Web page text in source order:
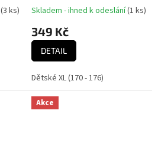
(3 ks) Skladem - ihned k odeslání(1 ks)
349 Kč
DETAIL
Dětské XL (170 - 176)
Akce